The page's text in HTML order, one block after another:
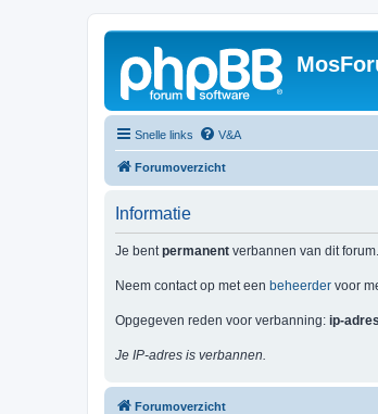
Snelle links V&A
Forumoverzicht
Informatie
Je bentpermanent verbannen van dit forum.
Neem contact op met een beheerder voor
Opgegeven reden voor verbanning: ip-
Je IP-adres is verbannen.
Forumoverzicht